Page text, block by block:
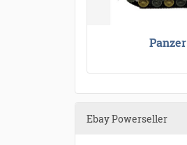
Panzer
Ebay Powerseller